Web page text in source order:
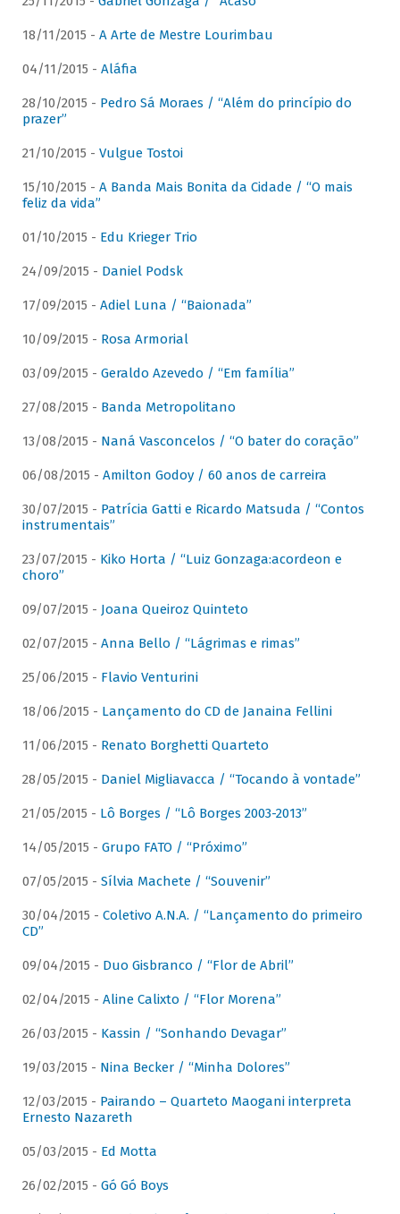
18/11/2015 - A Arte de Mestre Lourimbau
04/11/2015 - Aláfia
28/10/2015 - Pedro Sá Moraes / “Além do princípio do
prazer”
21/10/2015 - Vulgue Tostoi
15/10/2015 - A Banda Mais Bonita da Cidade / “O mais
feliz da vida”
01/10/2015 - Edu Krieger Trio
24/09/2015 - Daniel Podsk
17/09/2015 - Adiel Luna / “Baionada”
10/09/2015 - Rosa Armorial
03/09/2015 - Geraldo Azevedo / “Em família”
27/08/2015 - Banda Metropolitano
13/08/2015 - Naná Vasconcelos / “O bater do coração”
06/08/2015 - Amilton Godoy / 60 anos de carreira
30/07/2015 - Patrícia Gatti e Ricardo Matsuda / “Contos
instrumentais”
23/07/2015 - Kiko Horta / “Luiz Gonzaga:acordeon e
choro”
09/07/2015 - Joana Queiroz Quinteto
02/07/2015 - Anna Bello / “Lágrimas e rimas”
25/06/2015 - Flavio Venturini
18/06/2015 - Lançamento do CD de Janaina Fellini
11/06/2015 - Renato Borghetti Quarteto
28/05/2015 - Daniel Migliavacca / “Tocando à vontade”
21/05/2015 - Lô Borges / “Lô Borges 2003-2013”
14/05/2015 - Grupo FATO / “Próximo”
07/05/2015 - Sílvia Machete / “Souvenir”
30/04/2015 - Coletivo A.N.A. / “Lançamento do primeiro
CD”
09/04/2015 - Duo Gisbranco / “Flor de Abril”
02/04/2015 - Aline Calixto / “Flor Morena”
26/03/2015 - Kassin / “Sonhando Devagar”
19/03/2015 - Nina Becker / “Minha Dolores”
12/03/2015 - Pairando – Quarteto Maogani interpreta
Ernesto Nazareth
05/03/2015 - Ed Motta
26/02/2015 - Gó Gó Boys